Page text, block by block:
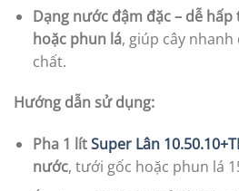
Dạng nước đậm đặc – dễ hấp
hoặc phun lá, giúp cây
chất.
Hướng dẫn sử dụng:
Pha 1 lítSuper Lân
nước, tưới gốc hoặc phun lá